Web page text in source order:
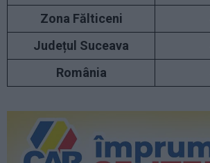
Zona Fălticeni
Județul Suceava
România